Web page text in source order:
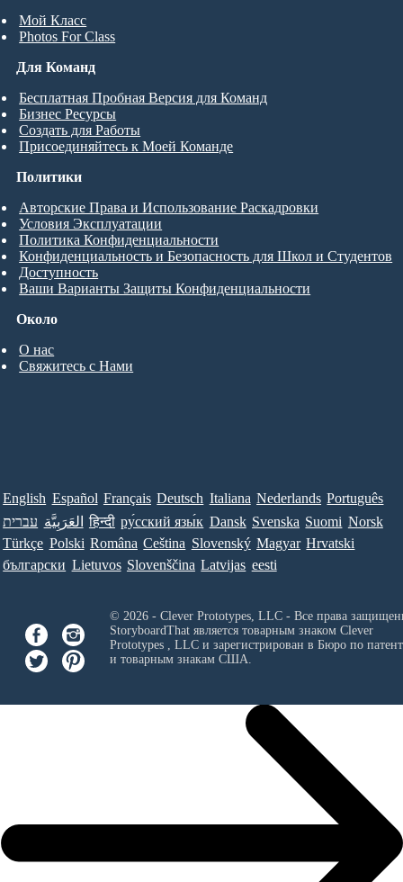
Мой Класс
Photos For Class
Для Команд
Бесплатная Пробная Версия для Команд
Бизнес Ресурсы
Создать для Работы
Присоединяйтесь к Моей Команде
Около
О нас
Свяжитесь с Нами
Политики
Авторские Права и Использование Раскадровки
Условия Эксплуатации
Политика Конфиденциальности
Конфиденциальность и Безопасность для Школ и Студентов
Доступность
Ваши Варианты Защиты Конфиденциальности
English Español Français Deutsch Italiana Nederlands Português
עברית العَرَبِيَّة हिन्दी ру́сский язы́к Dansk Svenska Suomi Norsk
Türkçe Polski Româna Ceština Slovenský Magyar Hrvatski
български Lietuvos Slovenščina Latvijas eesti
© 2026 - Clever Prototypes, LLC - Все права
StoryboardThat является товарным знаком Clever
Prototypes , LLCи зарегистрирован в Бюро по
и товарным знакам США.